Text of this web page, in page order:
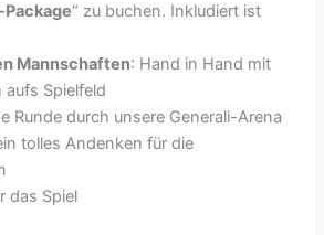
“ zu buchen. Inkludiert ist
Mannschaften: Hand in Hand mit
aufs Spielfeld
Runde durch unsere Generali-Arena
tolles Andenken für die
das Spiel